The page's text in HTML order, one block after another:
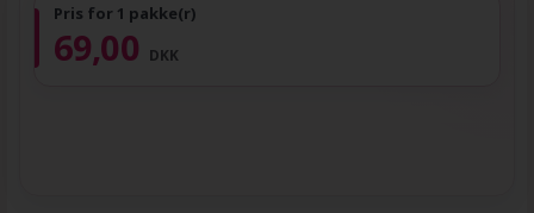
Pris for 1 pakke(r)
69,00 DKK